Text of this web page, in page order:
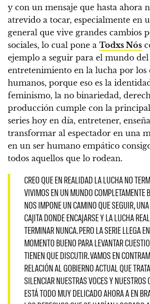
y con un mensaje que hasta ahora
atrevido a tocar, especialmente en
general que vive grandes cambios
sociales, lo cual pone a Todxs Nós
ejemplo a seguir para el mundo del
entretenimiento en la lucha por los
humanos, porque eso es la
feminismo, la no binariedad,
producción cumple con la
series hoy en día, entretener,
transformar al espectador en una
en un ser humano empático
todos aquellos que lo rodean.
CREO QUE EN REALIDAD LA LUCHA NO
VIVIMOS EN UN MUNDO COMPLETAMENTE
NOS IMPONE UN CAMINO QUE SEGUIR,
CAJITA DONDE ENCAJARSE Y LA LUCHA
TERMINAR NUNCA. PERO LA SERIE LLEGA
MOMENTO BUENO PARA LEVANTAR
TIENEN QUE DISCUTIR. VAMOS EN
RELACIÓN AL GOBIERNO ACTUAL QUE
SILENCIAR NUESTRAS VOCES Y NUESTROS
ESTÁ TODO MUY DELICADO AHORA A EN